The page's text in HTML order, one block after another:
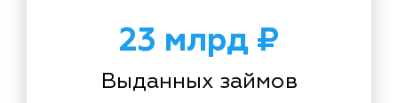
23 млрд ₽
Выданных займов